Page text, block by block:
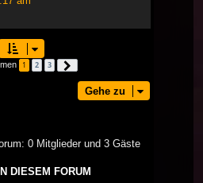
1 2 3
Gehe zu
0 Mitglieder und 3 Gäste
DIESEM FORUM